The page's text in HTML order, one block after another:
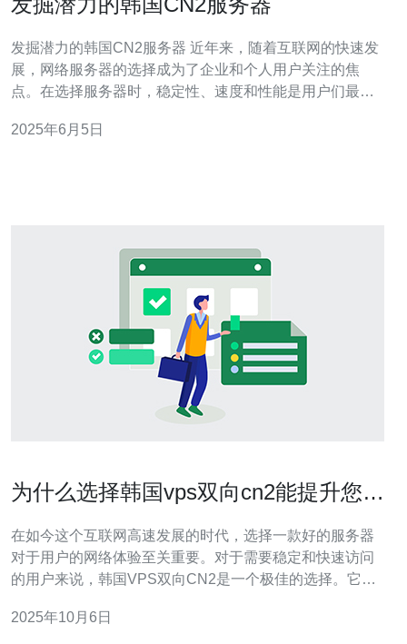
发掘潜力的韩国CN2服务器 近年来，随着互联网的快速发
展，网络服务器的选择成为了企业和个人用户关注的焦
点。在选择服务器时，稳定性、速度和性能是用户们最为
择，备受关注。 韩国CN2服务器是指连接到中国电信国际
2025年6月5日
为什么选择韩国vps双向cn2能提升您的
在如今这个互联网高速发展的时代，选择一款好的服务器
对于用户的网络体验至关重要。对于需要稳定和快速访问
的用户来说，韩国VPS双向CN2是一个极佳的选择。它不
众多企业和个人用户的重要选择。本文将详细评测和介绍
2025年10月6日